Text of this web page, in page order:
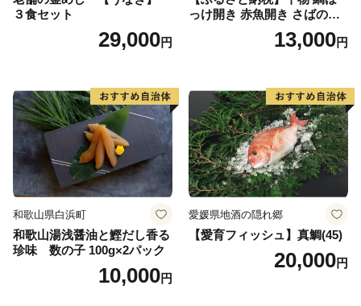
３食セット
29,000円
っけ開き 赤魚開き さばの開
き 魚醤干し 3種 セット 詰め
合わせ 魚 おかず 肉厚 おいし
取り寄せグルメ 魚醤 ナンプ
ラー 愛知県 小牧市 冷凍 送料
無料
13,000円
和歌山県白浜町
和歌山湯浅醤油と鰹だし香る
珍味 数の子 100g×2パック
10,000円
愛媛県地酒の隠れ郷
【愛育フィッシュ】真鯛(45)
20,000円